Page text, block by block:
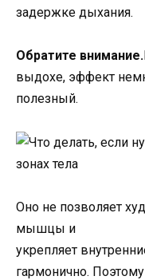
задержке дыхания.
Обратите внимание.
выдохе, эффект
полезный.
Оно не позволяет
мышцы и
укрепляет
гармонично.